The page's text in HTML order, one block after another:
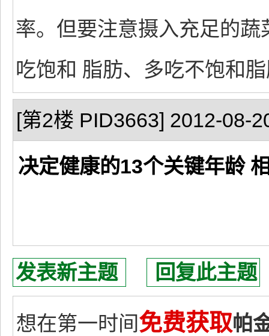
率。但要注意摄入充足的
吃饱和 脂肪、多吃不饱和
[第2楼 PID3663] 2012-08-
决定健康的13个关键年龄
发表新主题 回复此主题
想在第一时间免费获取帕